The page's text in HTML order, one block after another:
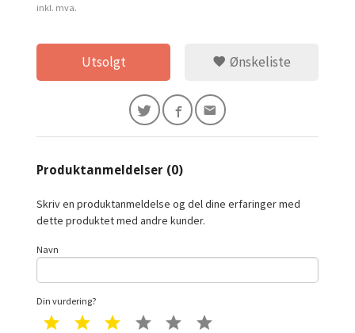
inkl. mva.
Utsolgt Ønskeliste
Produktanmeldelser (0)
Skriv en produktanmeldelse og del dine erfaringer med
dette produktet med andre kunder.
Navn
Din vurdering?
1 star 2 star 3 star 4 star 5 star